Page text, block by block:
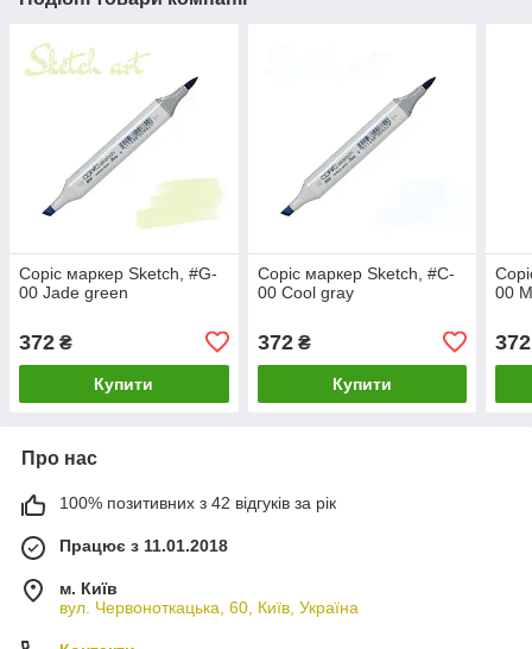
Copic маркер Sketch, #G-
00 Jade green
372 ₴
Купити
Copic маркер Sketch, #C-
00 Cool gray
372₴
Купити
00
372
Про нас
100% позитивних з 42 відгуків за рік
Працює з 11.01.2018
м. Київ
вул. Червоноткацька, 60, Київ, Україна